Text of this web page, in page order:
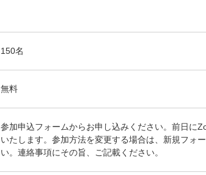
150名
無料
参加申込フォームからお申し込みください。前日に
いたします。参加方法を変更する場合は、新規フォ
い。連絡事項にその旨、ご記載ください。